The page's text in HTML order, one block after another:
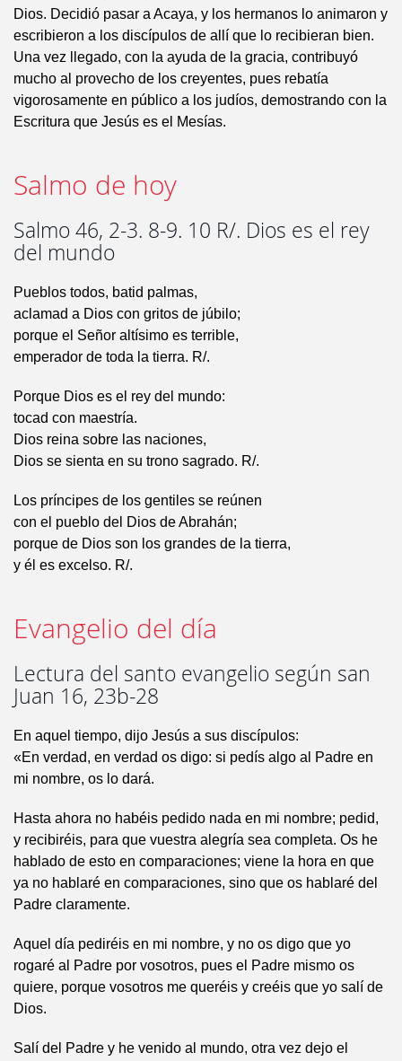
Dios. Decidió pasar a Acaya, y los hermanos lo animaron y
escribieron a los discípulos de allí que lo recibieran bien.
Una vez llegado, con la ayuda de la gracia, contribuyó
mucho al provecho de los creyentes, pues rebatía
vigorosamente en público a los judíos, demostrando con la
Escritura que Jesús es el Mesías.
Salmo de hoy
Salmo 46, 2-3. 8-9. 10 R/. Dios es el rey
del mundo
Pueblos todos, batid palmas,
aclamad a Dios con gritos de júbilo;
porque el Señor altísimo es terrible,
emperador de toda la tierra. R/.
Porque Dios es el rey del mundo:
tocad con maestría.
Dios reina sobre las naciones,
Dios se sienta en su trono sagrado. R/.
Los príncipes de los gentiles se reúnen
con el pueblo del Dios de Abrahán;
porque de Dios son los grandes de la tierra,
y él es excelso. R/.
Evangelio del día
Lectura del santo evangelio según san
Juan 16, 23b-28
En aquel tiempo, dijo Jesús a sus discípulos:
«En verdad, en verdad os digo: si pedís algo al Padre en
mi nombre, os lo dará.
Hasta ahora no habéis pedido nada en mi nombre; pedid,
y recibiréis, para que vuestra alegría sea completa. Os he
hablado de esto en comparaciones; viene la hora en que
ya no hablaré en comparaciones, sino que os hablaré del
Padre claramente.
Aquel día pediréis en mi nombre, y no os digo que yo
rogaré al Padre por vosotros, pues el Padre mismo os
quiere, porque vosotros me queréis y creéis que yo salí de
Dios.
Salí del Padre y he venido al mundo, otra vez dejo el